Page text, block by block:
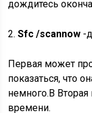
дождитесь
2.Sfc /scannow -
Первая может
показаться, что
немного.В
времени.